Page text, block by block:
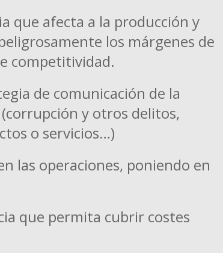
que afecta a la producción y
los márgenes de
competitividad.
de comunicación de la
y otros delitos,
o servicios…)
las operaciones, poniendo en
que permita cubrir costes